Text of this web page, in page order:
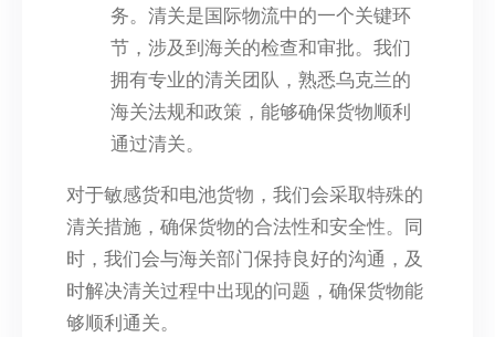
务。清关是国际物流中的一个关键环
节，涉及到海关的检查和审批。我们
拥有专业的清关团队，熟悉乌克兰的
海关法规和政策，能够确保货物顺利
通过清关。
对于敏感货和电池货物，我们会采取特殊的
清关措施，确保货物的合法性和安全性。同
时，我们会与海关部门保持良好的沟通，及
时解决清关过程中出现的问题，确保货物能
够顺利通关。